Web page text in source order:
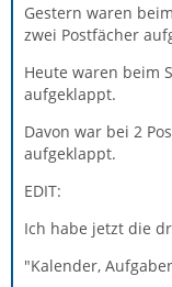
Gestern waren
zwei Postfächer
Heute waren beim
aufgeklappt.
Davon war bei 2
aufgeklappt.
EDIT:
Ich habe jetzt die
"Kalender,